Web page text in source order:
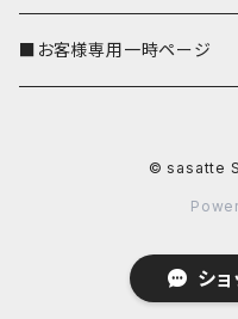
■お客様専用一時ページ
© sasatte
シ